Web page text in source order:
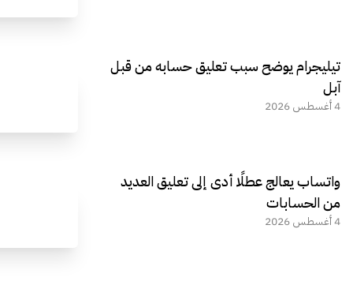
تيليجرام يوضح سبب تعليق حسابه من قبل
آبل
4 أغسطس 2026
واتساب يعالج عطلًا أدى إلى تعليق العديد
من الحسابات
4 أغسطس 2026